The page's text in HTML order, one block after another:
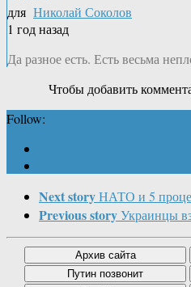
для Николай Соколов
1 год назад
Да разное есть. Есть весьма
Чтобы добавить
Follow:
Next storyНАТО и 5
Previous storyУкраинцы